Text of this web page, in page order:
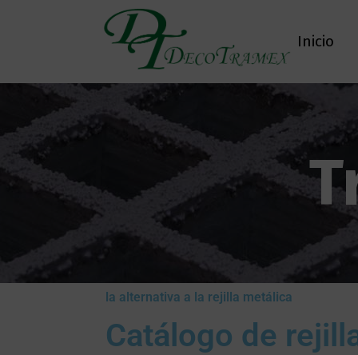
Inicio
la alternativa a la rejilla metálica
Catálogo de